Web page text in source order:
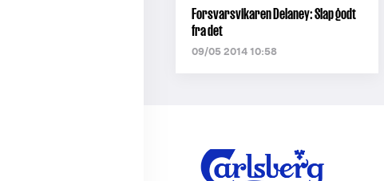
Forsvarsvikaren Delaney: Slap godt
fra det
09/05 2014 10:58